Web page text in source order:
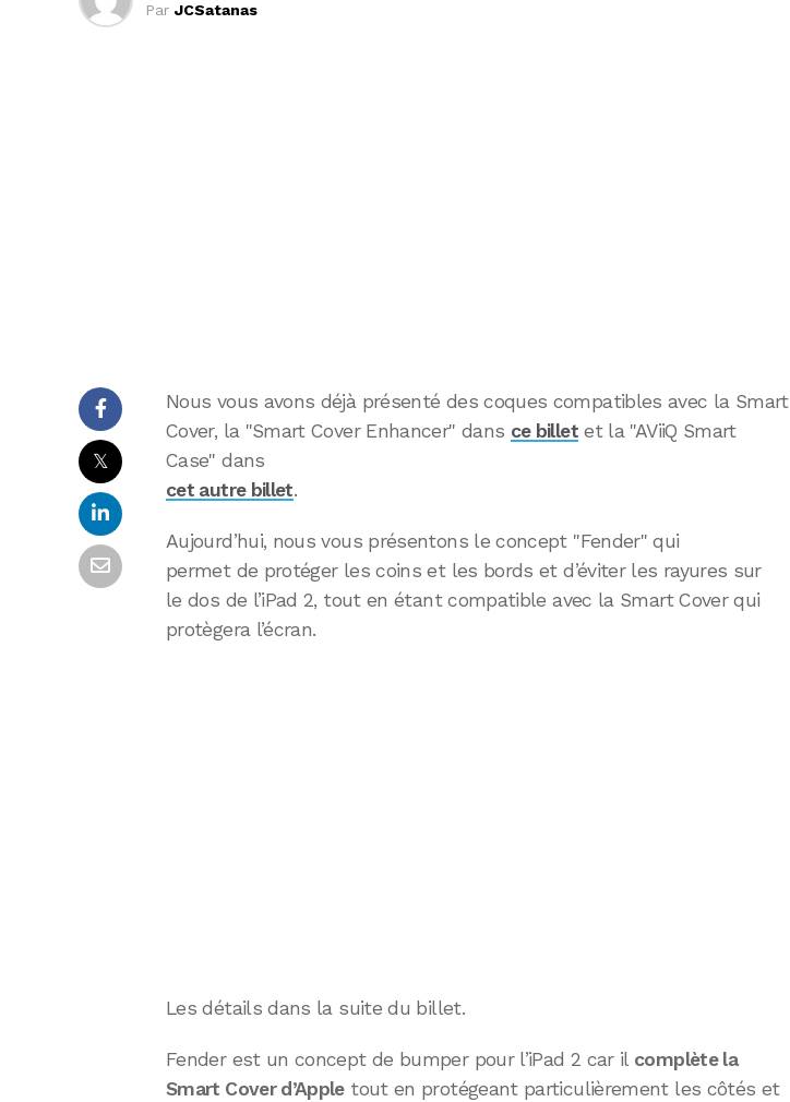
Par JCSatanas
𝕏
Nous vous avons déjà présenté des coques compatibles avec la Smart
Cover, la "Smart Cover Enhancer" dans ce billetet la "AViiQ Smart
Case" dans
cet autre billet.
Aujourd’hui, nous vous présentons le concept "Fender" qui
permet de protéger les coins et les bords et d’éviter les rayures sur
le dos de l’iPad 2, tout en étant compatible avec la Smart Cover qui
protègera l’écran.
Les détails dans la suite du billet.
Fender est un concept de bumper pour l’iPad 2 car il complète la
Smart Cover d’Appletout en protégeant particulièrement les côtés et